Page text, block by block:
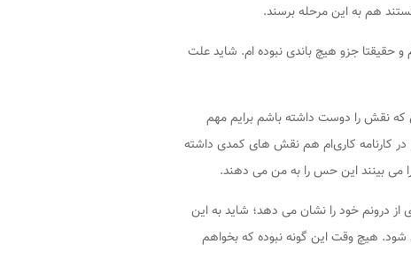
هم به این مرحله برسند.
حقیقتا جزو هیچ باندی نبوده ام. شاید علت
که نقش را دوست داشته باشم برایم مهم
کارنامه کاری‌ام هم نقش های کمدی داشته
می بینند این حس را به من می دهند.
درونم خود را نشان می دهد؛ شاید به این
شود. هیچ وقت این گونه نبوده که بخواهم